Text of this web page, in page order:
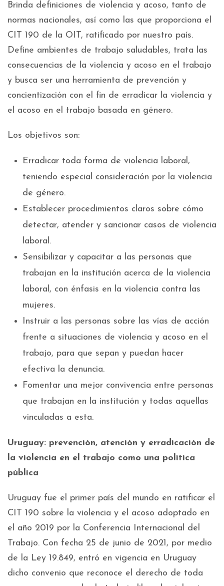
Brinda definiciones de violencia y acoso, tanto de
normas nacionales, así como las que proporciona el
CIT 190 de la OIT, ratificado por nuestro país.
Define ambientes de trabajo saludables, trata las
consecuencias de la violencia y acoso en el trabajo
y busca ser una herramienta de prevención y
concientización con el fin de erradicar la violencia y
el acoso en el trabajo basada en género.
Los objetivos son:
Erradicar toda forma de violencia laboral,
teniendo especial consideración por la violencia
de género.
Establecer procedimientos claros sobre cómo
detectar, atender y sancionar casos de violencia
laboral.
Sensibilizar y capacitar a las personas que
trabajan en la institución acerca de la violencia
laboral, con énfasis en la violencia contra las
mujeres.
Instruir a las personas sobre las vías de acción
frente a situaciones de violencia y acoso en el
trabajo, para que sepan y puedan hacer
efectiva la denuncia.
Fomentar una mejor convivencia entre personas
que trabajan en la institución y todas aquellas
vinculadas a esta.
Uruguay: prevención, atención y erradicación de
la violencia en el trabajo como una política
pública
Uruguay fue el primer país del mundo en ratificar el
CIT 190 sobre la violencia y el acoso adoptado en
el año 2019 por la Conferencia Internacional del
Trabajo. Con fecha 25 de junio de 2021, por medio
de la Ley 19.849, entró en vigencia en Uruguay
dicho convenio que reconoce el derecho de toda